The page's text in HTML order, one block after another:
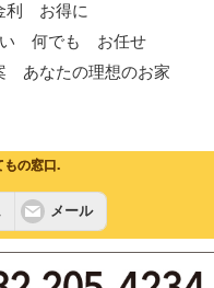
利 お得に
何でも お任せ
なたの理想のお家
の窓口.
メール